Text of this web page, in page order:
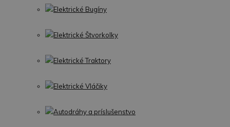
Elektrické Bugíny
Elektrické Štvorkolky
Elektrické Traktory
Elektrické Vláčiky
Autodráhy a príslušenstvo